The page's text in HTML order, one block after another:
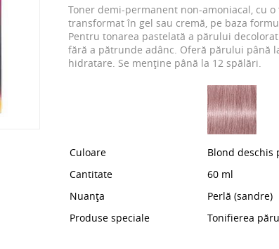
Toner demi-permanent non-amoniacal, cu
transformat în gel sau cremă, pe baza
Pentru tonarea pastelată a părului
fără a pătrunde adânc. Oferă părului până
hidratare. Se menține până la 12 spălări.
Culoare
Blond deschis
Cantitate
60 ml
Nuanța
Perlă (sandre)
Produse speciale
Tonifierea